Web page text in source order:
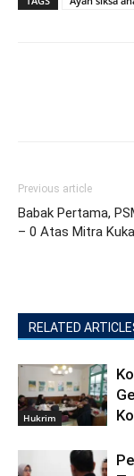
Previous article
Babak Pertama,
– 0 Atas Mitra
RELATED
Hukrim